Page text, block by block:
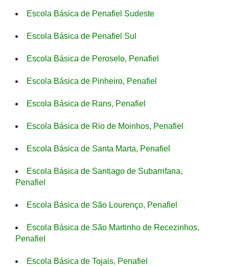
Escola Básica de Penafiel Sudeste
Escola Básica de Penafiel Sul
Escola Básica de Peroselo, Penafiel
Escola Básica de Pinheiro, Penafiel
Escola Básica de Rans, Penafiel
Escola Básica de Rio de Moinhos, Penafiel
Escola Básica de Santa Marta, Penafiel
Escola Básica de Santiago de Subarrifana,
Penafiel
Escola Básica de São Lourenço, Penafiel
Escola Básica de São Martinho de Recezinhos,
Penafiel
Escola Básica de Tojais, Penafiel